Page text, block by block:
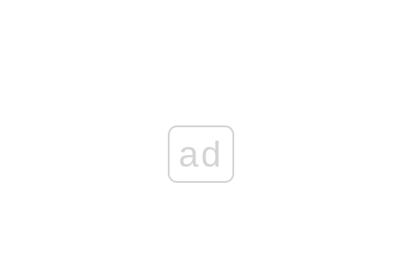
ad